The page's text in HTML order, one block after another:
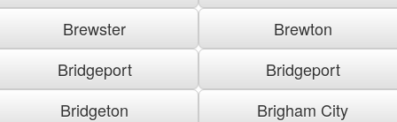
Brewster
Brewton
Bridgeport
Bridgeport
Bridgeton
Brigham City